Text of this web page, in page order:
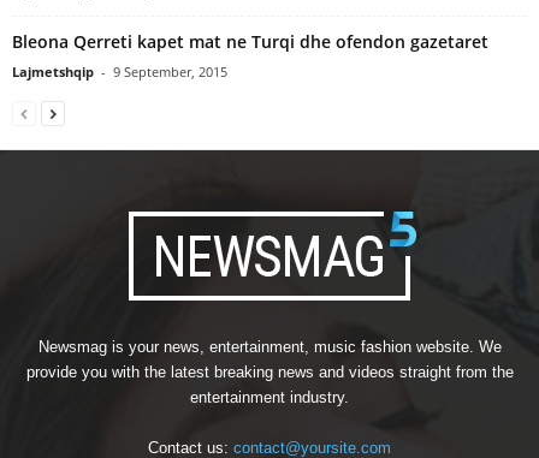
Bleona Qerreti kapet mat ne Turqi dhe ofendon gazetaret
Lajmetshqip - 9 September, 2015
Newsmag is your news, entertainment, music fashion website. We
provide you with the latest breaking news and videos straight from the
entertainment industry.
Contact us: contact@yoursite.com